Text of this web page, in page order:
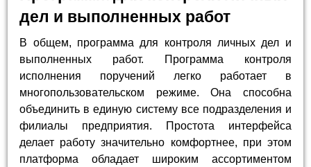
дел и выполненных работ
В общем, программа для контроля личных дел и
выполненных работ. Программа контроля
исполнения поручений легко работает в
многопользовательском режиме. Она способна
объединить в единую систему все подразделения и
филиалы предприятия. Простота интерфейса
делает работу значительно комфортнее, при этом
платформа обладает широким ассортиментом